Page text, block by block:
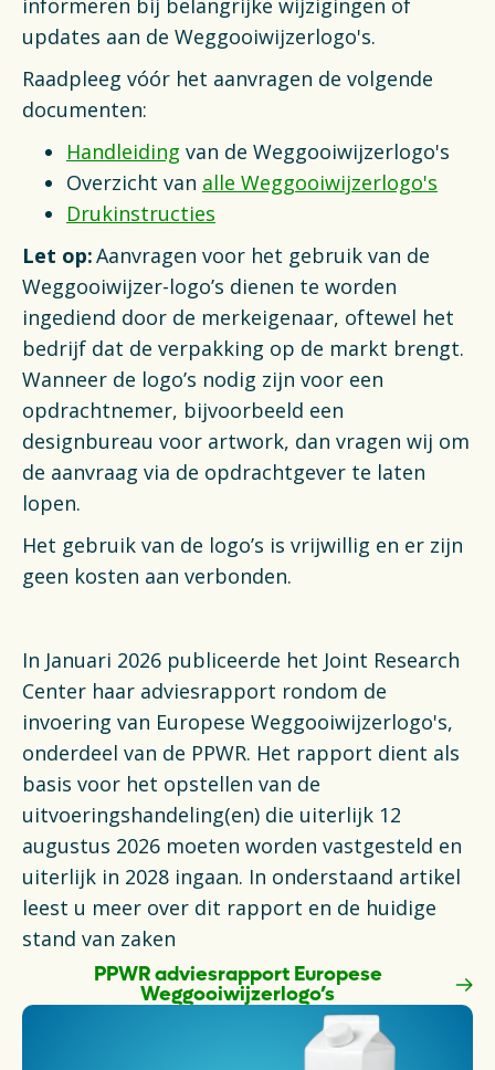
Actueel
Veelgestelde vragen
Verpakkingencatalogus
Pers
Contact
Downloads
De Plastic Wijzer
Deltaplan Circulaire Plastic
Verpakkingen
Financiën
Vacatures Opens in a new tab
informeren bij belangrijke wijzigingen of
updates aan de Weggooiwijzerlogo's.
Raadpleeg vóór het aanvragen de volgende
documenten:
Handleiding van de Weggooiwijzerlogo's
Overzicht van alle Weggooiwijzerlogo's
Drukinstructies
Let op:Aanvragen voor het gebruik van de
Weggooiwijzer-logo’s dienen te worden
ingediend door de merkeigenaar, oftewel het
bedrijf dat de verpakking op de markt brengt.
Wanneer de logo’s nodig zijn voor een
opdrachtnemer, bijvoorbeeld een
designbureau voor artwork, dan vragen wij om
de aanvraag via de opdrachtgever te laten
lopen.
Het gebruik van de logo’s is vrijwillig en er zijn
geen kosten aan verbonden.
In Januari 2026 publiceerde het Joint Research
Center haar adviesrapport rondom de
invoering van Europese Weggooiwijzerlogo's,
onderdeel van de PPWR. Het rapport dient als
basis voor het opstellen van de
uitvoeringshandeling(en) die uiterlijk 12
augustus 2026 moeten worden vastgesteld en
uiterlijk in 2028 ingaan. In onderstaand artikel
leest u meer over dit rapport en de huidige
stand van zaken
PPWR adviesrapport Europese
Weggooiwijzerlogo’s
Opens in a new tab